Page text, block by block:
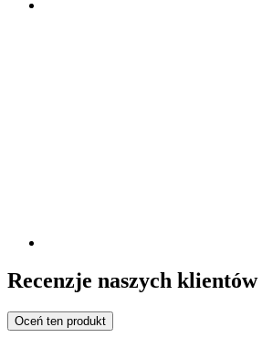
Recenzje naszych klientów
Oceń ten produkt